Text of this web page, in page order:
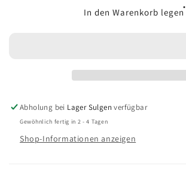
für
In den Warenkorb legen
Abholung bei Lager Sulgen verfügbar
Gewöhnlich fertig in 2 - 4 Tagen
Shop-Informationen anzeigen